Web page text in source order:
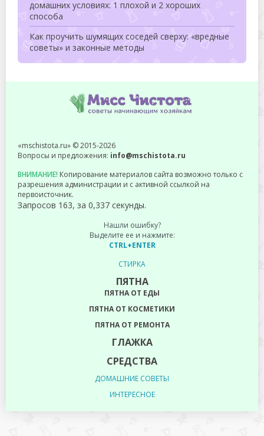
домашних условиях: 1 плохой и 2 хороших
способа
Как проучить шумящих соседей сверху: «вредные
советы» и законные методы
«mschistota.ru» © 2015-2026
Вопросы и предложения: info@mschistota.ru
ВНИМАНИЕ! Копирование материалов сайта возможно только с
разрешения администрации и с активной ссылкой на
первоисточник.
Запросов 163, за 0,337 секунды.
Нашли ошибку?
Выделите ее и нажмите:
CTRL+ENTER
СТИРКА
ПЯТНА
ПЯТНА ОТ ЕДЫ
ПЯТНА ОТ КОСМЕТИКИ
ПЯТНА ОТ РЕМОНТА
ГЛАЖКА
СРЕДСТВА
ДОМАШНИЕ СОВЕТЫ
ИНТЕРЕСНОЕ